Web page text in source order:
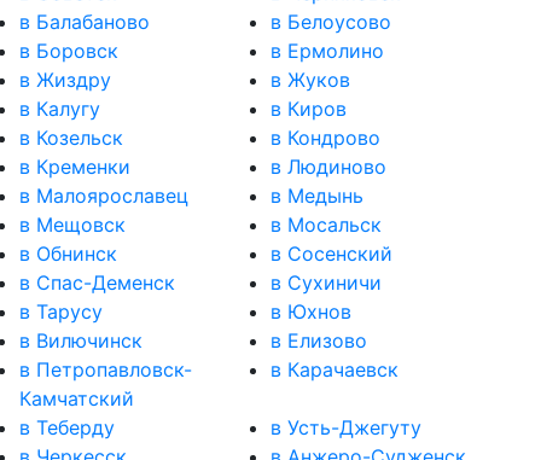
в Балабаново
в Белоусово
в Боровск
в Ермолино
в Жиздру
в Жуков
в Калугу
в Киров
в Козельск
в Кондрово
в Кременки
в Людиново
в Малоярославец
в Медынь
в Мещовск
в Мосальск
в Обнинск
в Сосенский
в Спас-Деменск
в Сухиничи
в Тарусу
в Юхнов
в Вилючинск
в Елизово
в Петропавловск-
Камчатский
в Карачаевск
в Теберду
в Усть-Джегуту